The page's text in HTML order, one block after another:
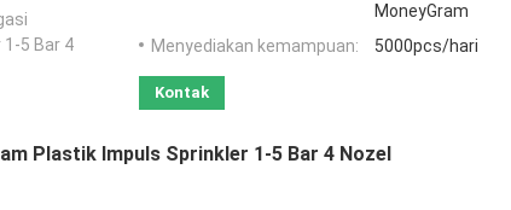
5 Bar 4
MoneyGram
Menyediakan kemampuan:
5000pcs/hari
Kontak
Plastik Impuls Sprinkler 1-5 Bar 4 Nozel